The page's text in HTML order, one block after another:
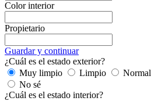
Color interior
Propietario
Guardar y continuar
¿Cuál es el estado exterior?
Muy limpio
Limpio Normal
No sé
¿Cuál es el estado interior?